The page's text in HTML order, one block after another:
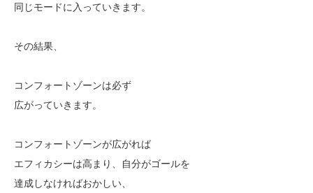
同じモードに入っていきます。
その結果、
コンフォートゾーンは必ず
広がっていきます。
コンフォートゾーンが広がれば
エフィカシーは高まり、自分がゴールを
達成しなければおかしい、